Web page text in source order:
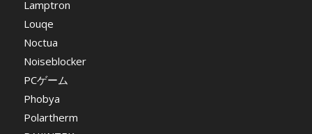
Lamptron
Louqe
Noctua
Noiseblocker
PCゲーム
Phobya
Polartherm